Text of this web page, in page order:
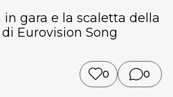
gara e la scaletta della
Eurovision Song
0 0